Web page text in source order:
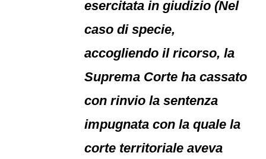
esercitata in giudizio (Nel
caso di specie,
accogliendo il ricorso, la
Suprema Corte ha cassato
con rinvio la sentenza
impugnata con la quale la
corte territoriale aveva